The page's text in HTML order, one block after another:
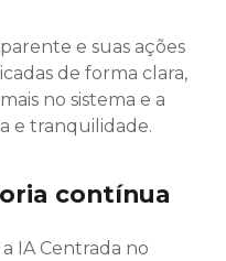
e suas ações
de forma clara,
no sistema e a
e tranquilidade.
contínua
IA Centrada no